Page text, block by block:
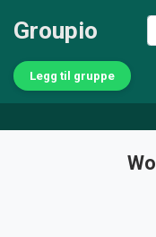
Groupio
Legg til gruppe